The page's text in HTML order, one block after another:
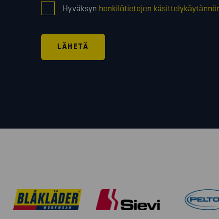
CONSENT
*
Hyväksyn henkilötietojen